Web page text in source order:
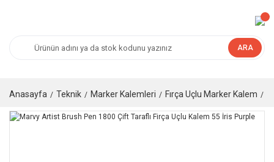
ARA
Anasayfa Teknik Marker Kalemleri Fırça Uçlu Marker Kalem